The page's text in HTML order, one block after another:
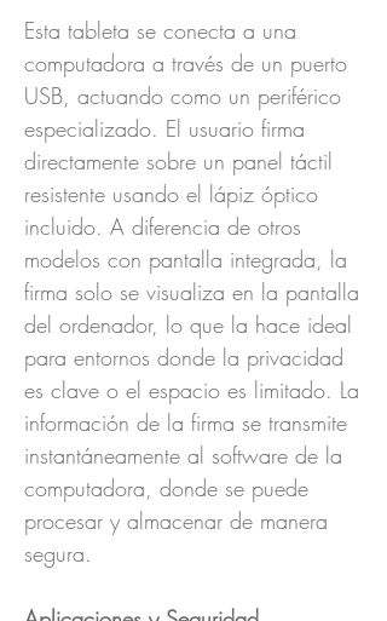
Esta tableta se conecta a una
computadora a través de un puerto
USB, actuando como un periférico
especializado. El usuario firma
directamente sobre un panel táctil
resistente usando el lápiz óptico
incluido. A diferencia de otros
modelos con pantalla integrada, la
firma solo se visualiza en la pantalla
del ordenador, lo que la hace ideal
para entornos donde la privacidad
es clave o el espacio es limitado. La
información de la firma se transmite
instantáneamente al software de la
computadora, donde se puede
procesar y almacenar de manera
segura.